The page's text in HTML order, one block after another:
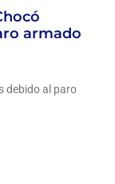
armado
debido al paro